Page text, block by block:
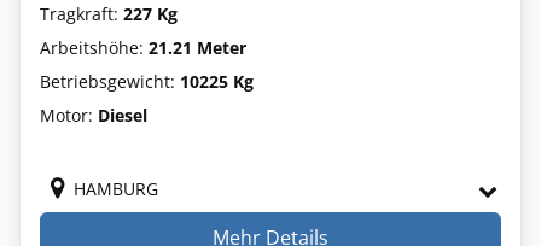
Tragkraft: 227 Kg
Arbeitshöhe: 21.21 Meter
Betriebsgewicht: 10225 Kg
Motor: Diesel
HAMBURG
Mehr Details